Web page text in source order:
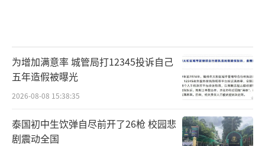
为增加满意率 城管局打12345投诉自己
五年造假被曝光
2026-08-08 15:38:35
泰国初中生饮弹自尽前开了26枪 校园悲
剧震动全国